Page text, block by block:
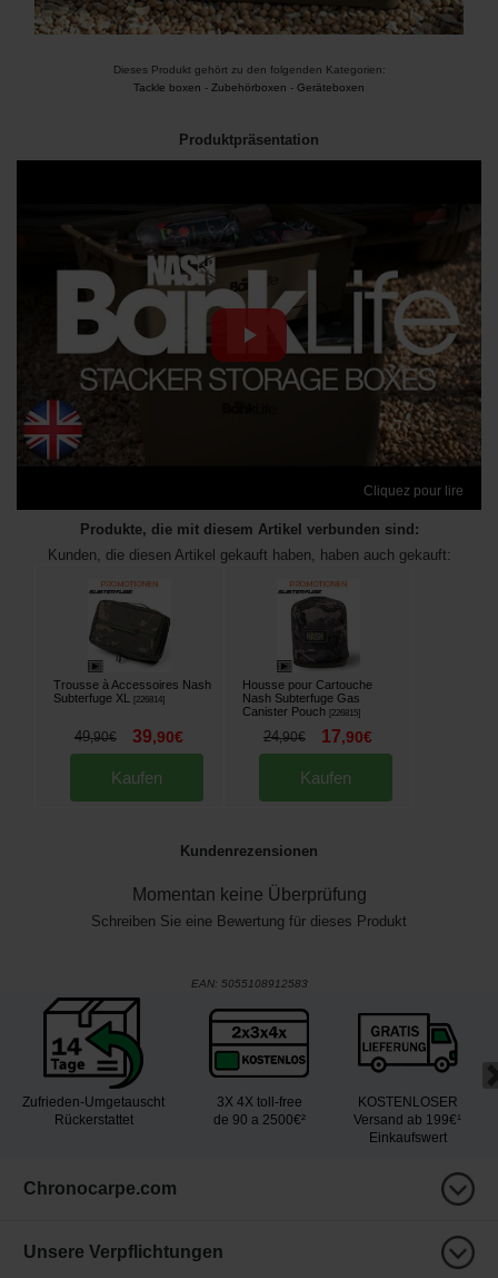
Dieses Produkt gehört zu den folgenden Kategorien:
Tackle boxen - Zubehörboxen - Geräteboxen
Produktpräsentation
Cliquez pour lire
Produkte, die mit diesem Artikel verbunden sind:
Kunden, die diesen Artikel gekauft haben, haben auch gekauft:
Trousse à Accessoires Nash
Subterfuge XL
226814]
49,90€ 39,90€
Kaufen
Housse pour Cartouche
Nash Subterfuge Gas
Canister Pouch
226815]
24,90€ 17,90€
Kaufen
Kundenrezensionen
Momentan keine Überprüfung
Schreiben Sie eine Bewertung für dieses Produkt
EAN: 5055108912583
Zufrieden-Umgetauscht
Rückerstattet
3X 4X toll-free
de 90 a 2500€²
KOSTENLOSER
Versand ab 199€¹
Einkaufswert
Chronocarpe.com
Unsere Verpflichtungen